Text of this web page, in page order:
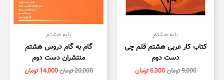
پایه هشتم
کتاب کار عربی هشتم قلم چی
دست دوم
9,000تومان6,300تومان
پایه هشتم
گام به گام دروس هشتم
منتشران دست دوم
20,000تومان14,000 تومان